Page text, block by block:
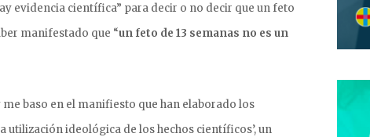
evidencia científica” para decir o no decir que un feto
manifestado que “un feto de 13 semanas no es un
baso en el manifiesto que han elaborado los
ideológica de los hechos científicos’, un